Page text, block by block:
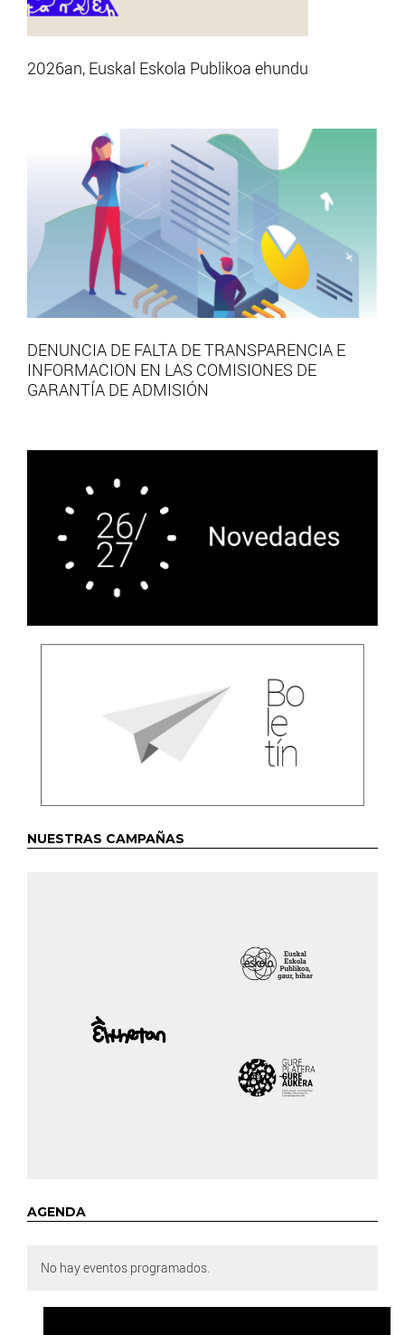
2026an, Euskal Eskola Publikoa ehundu
DENUNCIA DE FALTA DE TRANSPARENCIA E
INFORMACION EN LAS COMISIONES DE
GARANTÍA DE ADMISIÓN
NUESTRAS CAMPAÑAS
AGENDA
No hay eventos programados.